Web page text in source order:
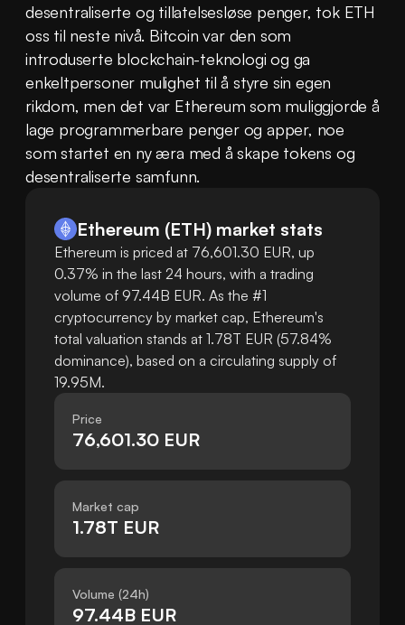
desentraliserte og tillatelsesløse penger, tok ETH
oss til neste nivå. Bitcoin var den som
introduserte blockchain-teknologi og ga
enkeltpersoner mulighet til å styre sin egen
rikdom, men det var Ethereum som muliggjorde å
lage programmerbare penger og apper, noe
som startet en ny æra med å skape tokens og
desentraliserte samfunn.
Ethereum (ETH) market stats
Ethereum is priced at 76,601.30 EUR, up
0.37% in the last 24 hours, with a trading
volume of 97.44B EUR. As the #1
cryptocurrency by market cap, Ethereum's
total valuation stands at 1.78T EUR (57.84%
dominance), based on a circulating supply of
19.95M.
Price
76,601.30 EUR
Market cap
1.78T EUR
Volume (24h)
97.44B EUR